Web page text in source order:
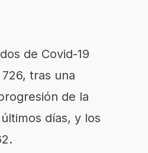
de Covid-19
tras una
de la
días, y los